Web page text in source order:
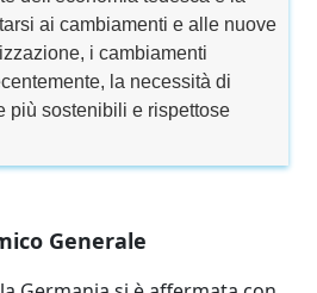
ai cambiamenti e alle nuove
i cambiamenti
la necessità di
più sostenibili e rispettose
Generale